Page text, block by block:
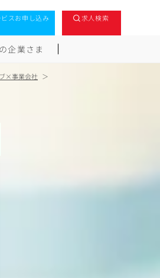
スお申し込み 求人検索
企業さま
×事業会社